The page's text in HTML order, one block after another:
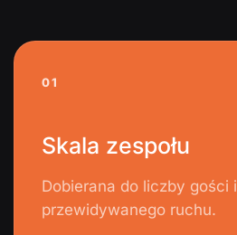
01
Skala zespołu
Dobierana do liczby gości i
przewidywanego ruchu.